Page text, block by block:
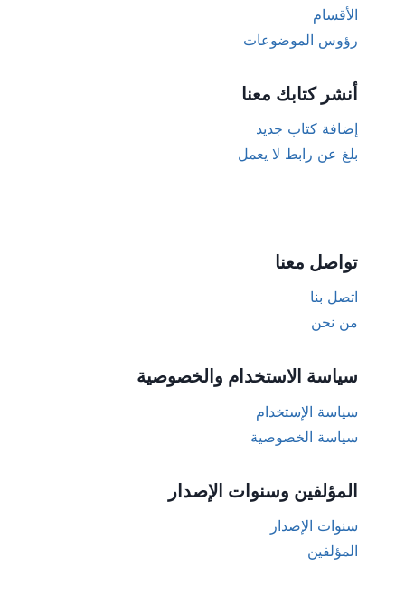
الأقسام
رؤوس الموضوعات
أنشر كتابك معنا
إضافة كتاب جديد
بلغ عن رابط لا يعمل
تواصل معنا
اتصل بنا
من نحن
سياسة الاستخدام والخصوصية
سياسة الإستخدام
سياسة الخصوصية
المؤلفين وسنوات الإصدار
سنوات الإصدار
المؤلفين